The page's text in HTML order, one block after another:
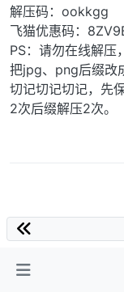
解压码：ookkgg
飞猫优惠码：
PS：请勿在线解压
把jpg、png后缀改
切记切记切记，先
2次后缀解压2次。